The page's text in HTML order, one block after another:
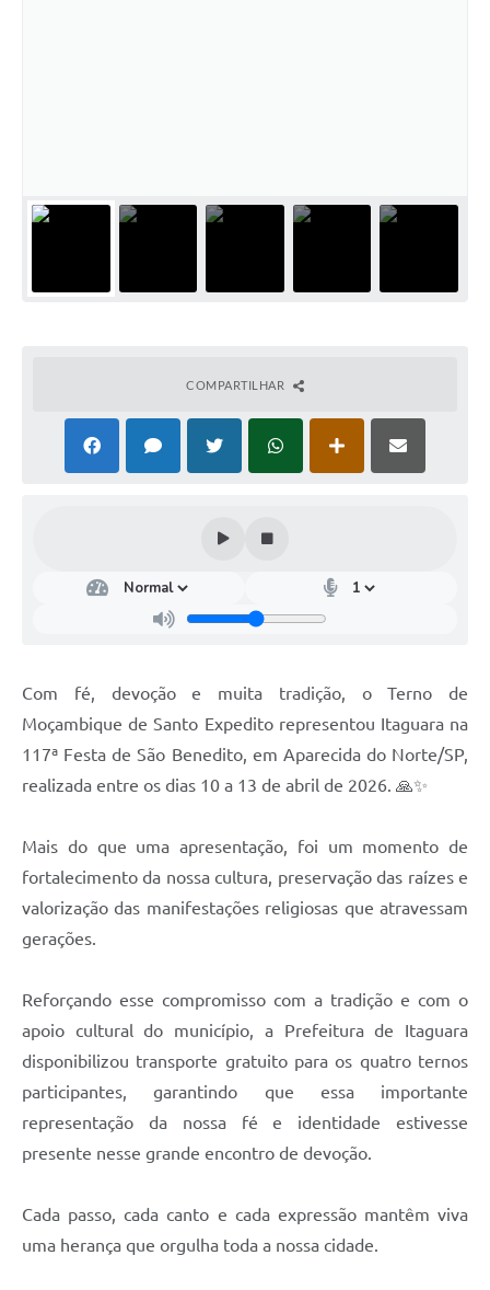
COMPARTILHAR
Com fé, devoção e muita tradição, o Terno de
Moçambique de Santo Expedito representou Itaguara na
117ª Festa de São Benedito, em Aparecida do Norte/SP,
realizada entre os dias 10 a 13 de abril de 2026. 🙏✨
Mais do que uma apresentação, foi um momento de
fortalecimento da nossa cultura, preservação das raízes e
valorização das manifestações religiosas que atravessam
gerações.
Reforçando esse compromisso com a tradição e com o
apoio cultural do município, a Prefeitura de Itaguara
disponibilizou transporte gratuito para os quatro ternos
participantes, garantindo que essa importante
representação da nossa fé e identidade estivesse
presente nesse grande encontro de devoção.
Cada passo, cada canto e cada expressão mantêm viva
uma herança que orgulha toda a nossa cidade.